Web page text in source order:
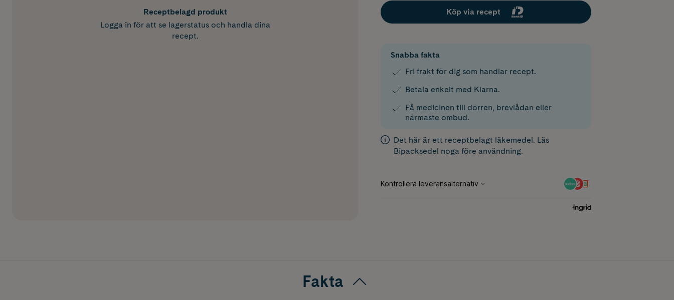
Receptbelagd produkt
Logga in för att se lagerstatus och handla dina
recept.
Köp via recept
Snabba fakta
Fri frakt för dig som handlar recept.
Betala enkelt med Klarna.
Få medicinen till dörren, brevlådan eller
närmaste ombud.
Det här är ett receptbelagt läkemedel. Läs
Bipacksedel noga före användning.
Fakta